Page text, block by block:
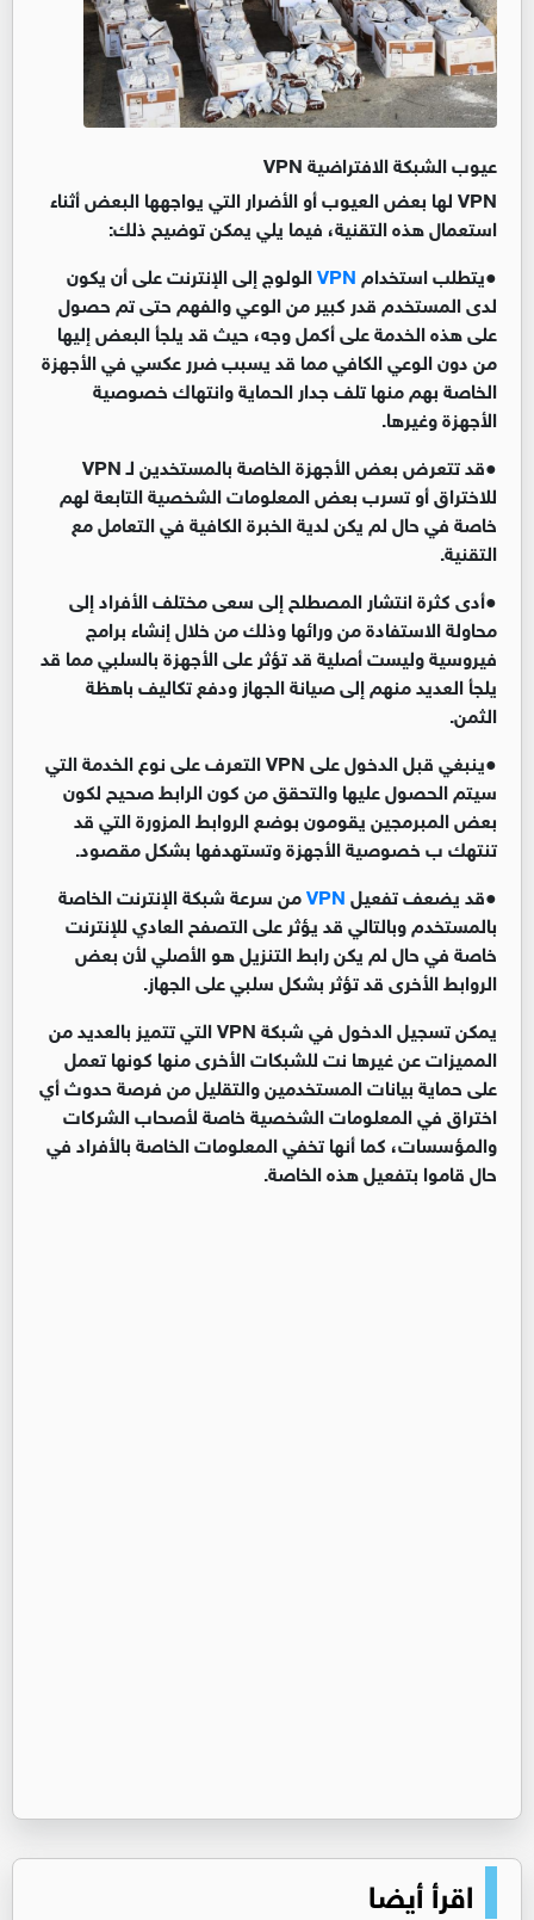
عيوب الشبكة الافتراضيةVPN
VPN لها بعض العيوب أو الأضرار التي يواجهها البعض أثناء
استعمال هذه التقنية، فيما يلي يمكن توضيح ذلك:
●يتطلب استخدام VPNالولوج إلى الإنترنت على أن يكون
لدى المستخدم قدر كبير من الوعي والفهم حتى تم حصول
على هذه الخدمة على أكمل وجه، حيث قد يلجأ البعض إليها
من دون الوعي الكافي مما قد يسبب ضرر عكسي في الأجهزة
الخاصة بهم منها تلف جدار الحماية وانتهاك خصوصية
الأجهزة وغيرها.
●
قد تتعرض بعض الأجهزة الخاصة بالمستخدين لـ VPN
للاختراق أو تسرب بعض المعلومات الشخصية التابعة لهم
خاصة في حال لم يكن لدية الخبرة الكافية في التعامل مع
التقنية.
●أدى كثرة انتشار المصطلح إلى سعى مختلف الأفراد إلى
محاولة الاستفادة من ورائها وذلك من خلال إنشاء برامج
فيروسية وليست أصلية قد تؤثر على الأجهزة بالسلبي مما قد
يلجأ العديد منهم إلى صيانة الجهاز ودفع تكاليف باهظة
الثمن.
●
ينبغي قبل الدخول على VPN التعرف على نوع الخدمة التي
سيتم الحصول عليها والتحقق من كون الرابط صحيح لكون
بعض المبرمجين يقومون بوضع الروابط المزورة التي قد
تنتهك ب خصوصية الأجهزة وتستهدفها بشكل مقصود.
●قد يضعف تفعيلVPNمن سرعة شبكة الإنترنت الخاصة
بالمستخدم وبالتالي قد يؤثر على التصفح العادي للإنترنت
خاصة في حال لم يكن رابط التنزيل هو الأصلي لأن بعض
الروابط الأخرى قد تؤثر بشكل سلبي على الجهاز.
يمكن تسجيل الدخول في شبكة VPN التي تتميز بالعديد من
المميزات عن غيرها نت للشبكات الأخرى منها كونها تعمل
على حماية بيانات المستخدمين والتقليل من فرصة حدوث أي
اختراق في المعلومات الشخصية خاصة لأصحاب الشركات
والمؤسسات، كما أنها تخفي المعلومات الخاصة بالأفراد في
حال قاموا بتفعيل هذه الخاصة.
اقرأ أيضا